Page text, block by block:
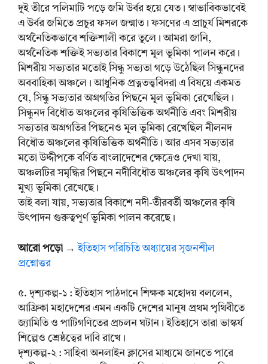
দুই তীরে পলিমাটি পড়ে জমি উর্বর হয়ে যেত। স্বাভাবিকভাবেই
এ উর্বর জমিতে প্রচুর ফসল জন্মাত। ফসণের এ প্রাচুর্য মিশরকে
অর্থনৈতিকভাবে শক্তিশালী করে তুলে। আমরা জানি,
অর্থনৈতিক শক্তিই সভ্যতার বিকাশে মূল ভূমিকা পালন করে।
মিশরীয় সভ্যতার মতোই সিন্ধু সভ্যতা গড়ে উঠেছিল সিন্ধুনদের
অববাহিকা অঞ্চলে। আধুনিক প্রত্নতত্ত্ববিদরা এ বিষয়ে একমত
যে, সিন্ধু সভ্যতার অগ্রগতির পিছনে মূল ভূমিকা রেখেছিল।
সিন্ধুনদ বিধৌত অঞ্চলের কৃষিভিত্তিক অর্থনীতি এবং মিশরীয়
সভ্যতার অগ্রগতির পিছনেও মূল ভূমিকা রেখেছিল নীলনদ
বিধৌত অঞ্চলের কৃষিভিত্তিক অর্থনীতি। আর এসব সভ্যতার
মতো উদ্দীপকে বর্ণিত বাংলাদেশের ক্ষেত্রেও দেখা যায়,
অঞ্চলটির সমৃদ্ধির পিছনে নদীবিধৌত অঞ্চলের কৃষি উৎপাদন
মুখ্য ভূমিকা রেখেছে।
তাই বলা যায়, সভ্যতার বিকাশে নদী-তীরবর্তী অঞ্চলের কৃষি
উৎপাদন গুরুত্বপূর্ণ ভূমিকা পালন করেছে।
আরো পড়ো →ইতিহাস পরিচিতি অধ্যায়ের সৃজনশীল
প্রশ্নোত্তর
৫. দৃশ্যকল্প-১ : ইতিহাস পাঠদানে শিক্ষক মহোদয় বললেন,
আফ্রিকা মহাদেশের এমন একটি দেশের মানুষ প্রথম পৃথিবীতে
জ্যামিতি ও পাটিগণিতের প্রচলন ঘটান। ইতিহাসে তারা ভাস্কর্য
শিল্পেও শ্রেষ্ঠত্বের দাবি রাখে।
দৃশ্যকল্প-২ : সাহিবা অনলাইন ক্লাসের মাধ্যমে জানতে পারে